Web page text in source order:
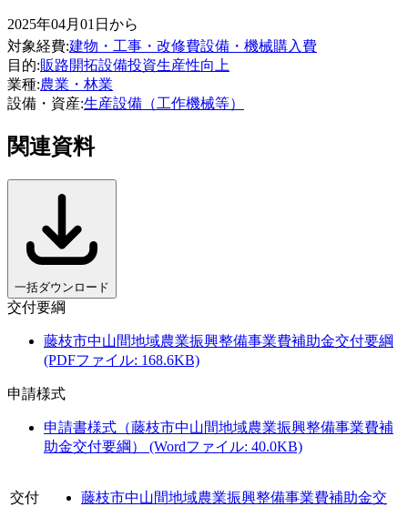
2025年04月01日から
対象経費:建物・工事・改修費設備・機械購入費
目的:販路開拓設備投資生産性向上
業種:農業・林業
設備・資産:生産設備（工作機械等）
関連資料
一括ダウンロード
交付要綱
藤枝市中山間地域農業振興整備事業費補助金交付要綱
(PDFファイル: 168.6KB)
申請様式
申請書様式（藤枝市中山間地域農業振興整備事業費補
助金交付要綱） (Wordファイル: 40.0KB)
交付
藤枝市中山間地域農業振興整備事業費補助金交